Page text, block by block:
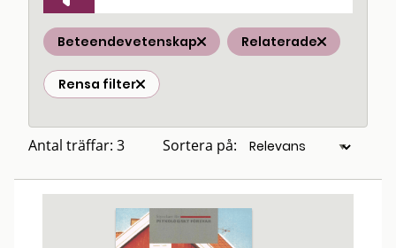
Beteendevetenskap Relaterade
Rensa filter
Antal träffar: 3 Sortera på: